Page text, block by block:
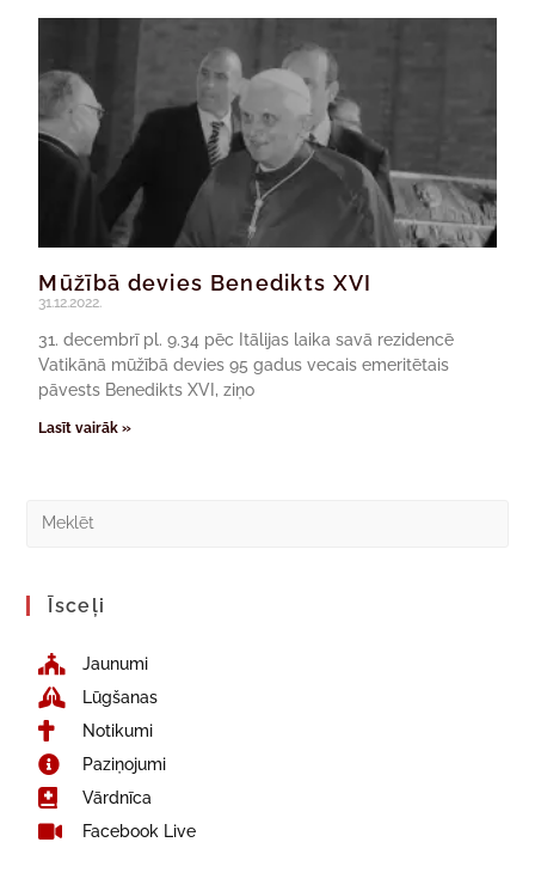
Mūžībā devies Benedikts XVI
31.12.2022.
31. decembrī pl. 9.34 pēc Itālijas laika savā rezidencē
Vatikānā mūžībā devies 95 gadus vecais emeritētais
pāvests Benedikts XVI, ziņo
Lasīt vairāk »
Īsceļi
Jaunumi
Lūgšanas
Notikumi
Paziņojumi
Vārdnīca
Facebook Live